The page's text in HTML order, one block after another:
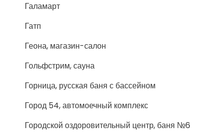
Галамарт
Гатп
Геона, магазин-салон
Гольфстрим, сауна
Горница, русская баня с бассейном
Город 54, автомоечный комплекс
Городской оздоровительный центр, баня №6